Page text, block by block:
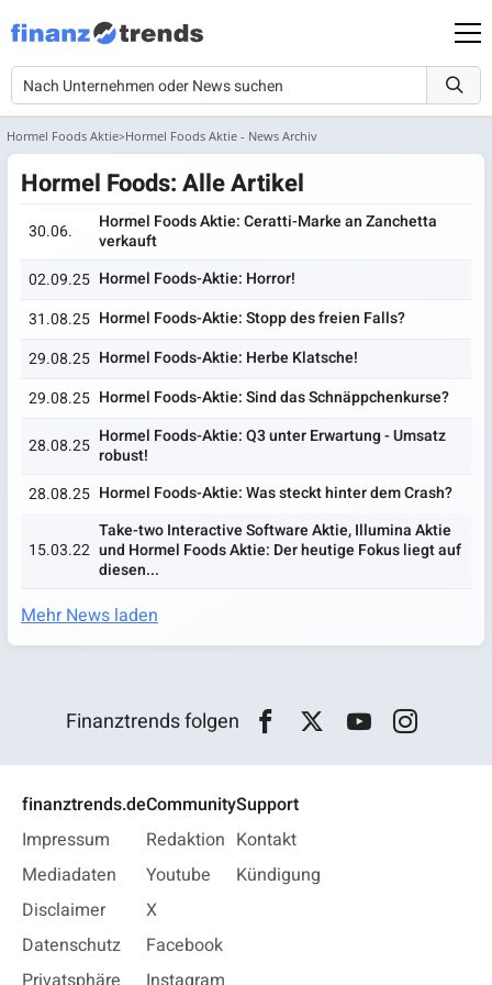
Hormel Foods Aktie Hormel Foods Aktie - News Archiv
Hormel Foods: Alle Artikel
30.06.
Hormel Foods Aktie: Ceratti-Marke an Zanchetta
verkauft
02.09.25 Hormel Foods-Aktie: Horror!
31.08.25 Hormel Foods-Aktie: Stopp des freien Falls?
29.08.25 Hormel Foods-Aktie: Herbe Klatsche!
29.08.25 Hormel Foods-Aktie: Sind das Schnäppchenkurse?
28.08.25 Hormel Foods-Aktie: Q3 unter Erwartung - Umsatz
robust!
28.08.25 Hormel Foods-Aktie: Was steckt hinter dem Crash?
15.03.22
Take-two Interactive Software Aktie, Illumina Aktie
und Hormel Foods Aktie: Der heutige Fokus liegt auf
diesen...
Mehr News laden
Finanztrends folgen
finanztrends.de
Impressum
Mediadaten
Disclaimer
Datenschutz
Community
Redaktion
Youtube
X
Facebook
Support
Kontakt
Kündigung